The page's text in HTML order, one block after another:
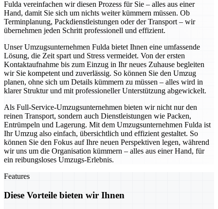
Fulda vereinfachen wir diesen Prozess für Sie – alles aus einer
Hand, damit Sie sich um nichts weiter kümmern müssen. Ob
Terminplanung, Packdienstleistungen oder der Transport – wir
übernehmen jeden Schritt professionell und effizient.
Unser Umzugsunternehmen Fulda bietet Ihnen eine umfassende
Lösung, die Zeit spart und Stress vermeidet. Von der ersten
Kontaktaufnahme bis zum Einzug in Ihr neues Zuhause begleiten
wir Sie kompetent und zuverlässig. So können Sie den Umzug
planen, ohne sich um Details kümmern zu müssen – alles wird in
klarer Struktur und mit professioneller Unterstützung abgewickelt.
Als Full-Service-Umzugsunternehmen bieten wir nicht nur den
reinen Transport, sondern auch Dienstleistungen wie Packen,
Entrümpeln und Lagerung. Mit dem Umzugsunternehmen Fulda ist
Ihr Umzug also einfach, übersichtlich und effizient gestaltet. So
können Sie den Fokus auf Ihre neuen Perspektiven legen, während
wir uns um die Organisation kümmern – alles aus einer Hand, für
ein reibungsloses Umzugs-Erlebnis.
Features
Diese Vorteile bieten wir Ihnen